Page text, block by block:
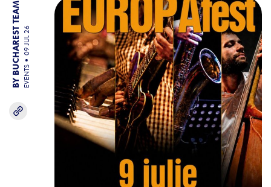
BY BUCHAREST TEAM EVENTS
09 JUL 26